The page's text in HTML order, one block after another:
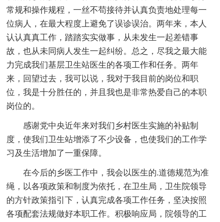
常规和操作规程，一丝不苟接待并认真负责地处理每一
位病人，在最大程度上避免了误诊误治。两年来，本人
认认真真工作，踏踏实实做事，从未发生一起差错事
故，也从未同病人发生一起纠纷。总之，尽我之最大能
力完成我们基层卫生站医生的各项工作和任务。两年
来，回望过去，我可以说，我对于我目前的岗位和职
位，我是十分胜任的，并且我也是非常热爱自己的本职
岗位的。
感谢党中央近年来对我们乡村医生实施的补贴制
度，使我们卫生站增添了不少设备，也使我们的工作学
习及生活增加了一重保障。
在今后的乡医工作中，我会以医生的.道德规范为准
绳，以各项政策和制度为依托，在卫生局，卫生院领导
的方针政策指引下，认真完成各项工作任务，坚决按照
各项配套法规做好本职工作。积极响应局，院领导的工